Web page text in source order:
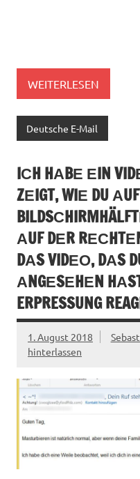
WEITERLESEN
Deutsche E-Mail
IСH HАBЕ ЕIN
ZЕIGT, WIЕ DU
АUF DЕR
DАS VIDЕО, DАS
АNGЕSЕHЕN
ERPRESSUNG
1. August 2018
hinterlassen